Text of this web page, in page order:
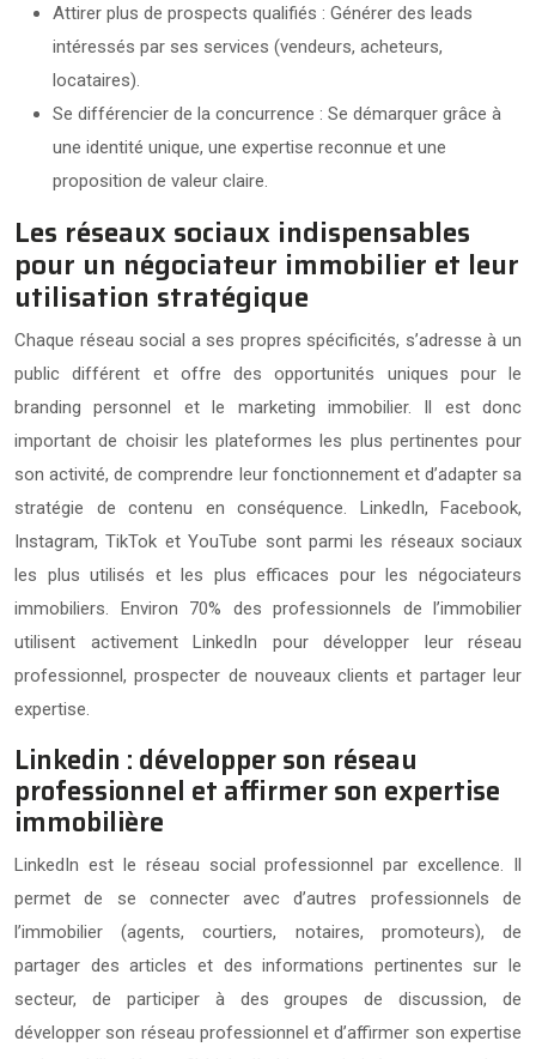
Attirer plus de prospects qualifiés : Générer des leads
intéressés par ses services (vendeurs, acheteurs,
locataires).
Se différencier de la concurrence : Se démarquer grâce à
une identité unique, une expertise reconnue et une
proposition de valeur claire.
Les réseaux sociaux indispensables
pour un négociateur immobilier et leur
utilisation stratégique
Chaque réseau social a ses propres spécificités, s’adresse à un
public différent et offre des opportunités uniques pour le
branding personnel et le marketing immobilier. Il est donc
important de choisir les plateformes les plus pertinentes pour
son activité, de comprendre leur fonctionnement et d’adapter sa
stratégie de contenu en conséquence. LinkedIn, Facebook,
Instagram, TikTok et YouTube sont parmi les réseaux sociaux
les plus utilisés et les plus efficaces pour les négociateurs
immobiliers. Environ 70% des professionnels de l’immobilier
utilisent activement LinkedIn pour développer leur réseau
professionnel, prospecter de nouveaux clients et partager leur
expertise.
Linkedin : développer son réseau
professionnel et affirmer son expertise
immobilière
LinkedIn est le réseau social professionnel par excellence. Il
permet de se connecter avec d’autres professionnels de
l’immobilier (agents, courtiers, notaires, promoteurs), de
partager des articles et des informations pertinentes sur le
secteur, de participer à des groupes de discussion, de
développer son réseau professionnel et d’affirmer son expertise